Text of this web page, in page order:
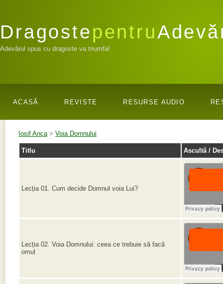
Dragostepentru
Adevărul spus cu dragoste va triumfa!
ACASĂ REVISTE RESURSE AUDIO
Iosif Anca> Voia Domnului
Titlu Ascultă /
Lecția 01. Cum decide Domnul voia Lui?
Lecția 02. Voia Domnului: ceea ce trebuie să facă
omul